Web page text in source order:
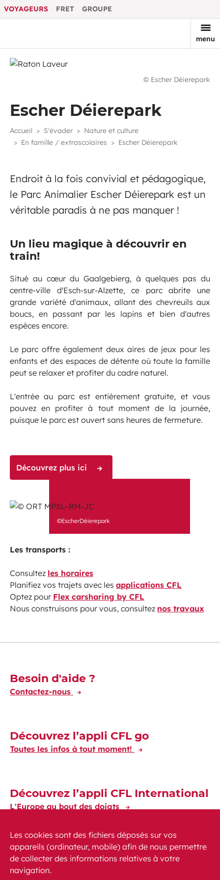
VOYAGEURS FRET GROUPE
menu
© Escher Déierepark
Escher Déierepark
Accueil S'évader
Nature et culture
En famille / extrascolaires
Escher Déierepark
Endroit à la fois convivial et pédagogique,
le Parc Animalier Escher Déierepark est un
véritable paradis à ne pas manquer !
Un lieu magique à découvrir en
train!
Situé au cœur du Gaalgebierg, à quelques pas du
centre-ville d'Esch-sur-Alzette, ce parc abrite une
grande variété d'animaux, allant des chevreuils aux
boucs, en passant par les lapins et bien d'autres
espèces encore.
Le parc offre également deux aires de jeux pour les
enfants et des espaces de détente où toute la famille
peut se relaxer et profiter du cadre naturel.
L'entrée au parc est entièrement gratuite, et vous
pouvez en profiter à tout moment de la journée,
puisque le parc est ouvert sans heures de fermeture.
Découvrez plus ici
©EscherDéierepark
Les transports :
Consultez les horaires
Planifiez vos trajets avec les applications CFL
Optez pour Flex carsharing by CFL
Nous construisons pour vous, consultez nos travaux
Découvrez-en plus
Besoin d'aide ?
Contactez-nous
Découvrez l’appli CFL go
Toutes les infos à tout moment!
Découvrez l’appli CFL International
L'Europe au bout des doigts
Les cookies sont des fichiers déposés sur vos
appareils (ordinateur, mobile) afin de nous permettre
de collecter des informations relatives à votre
navigation.